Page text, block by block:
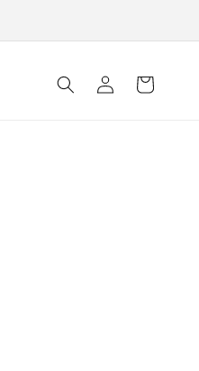
Fazer
login
Carrinho